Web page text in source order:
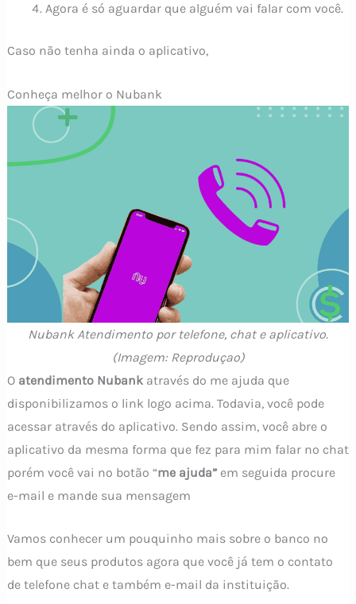
Agora é só aguardar que alguém vai falar com você.
Caso não tenha ainda o aplicativo,
Conheça melhor o Nubank
Nubank Atendimento por telefone, chat e aplicativo.
(Imagem: Reproduçao)
O atendimento Nubankatravés do me ajuda que
disponibilizamos o link logo acima. Todavia, você pode
acessar através do aplicativo. Sendo assim, você abre o
aplicativo da mesma forma que fez para mim falar no chat
porém você vai no botão “me ajuda”em seguida procure
e-mail e mande sua mensagem
Vamos conhecer um pouquinho mais sobre o banco no
bem que seus produtos agora que você já tem o contato
de telefone chat e também e-mail da instituição.